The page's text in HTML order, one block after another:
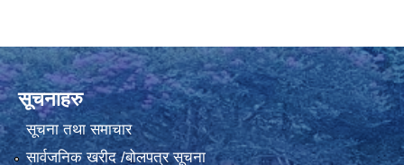
सूचनाहरु
सूचना तथा समाचार
सार्वजनिक खरीद /बोलपत्र सूचना